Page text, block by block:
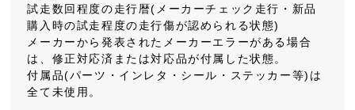
試走数回程度の走行暦(メーカーチェック走行・新品
購入時の試走程度の走行傷が認められる状態)
メーカーから発表されたメーカーエラーがある場合
は、修正対応済または対応品が付属した状態。
付属品(パーツ・インレタ・シール・ステッカー等)は
全て未使用。